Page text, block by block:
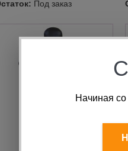
Начиная со